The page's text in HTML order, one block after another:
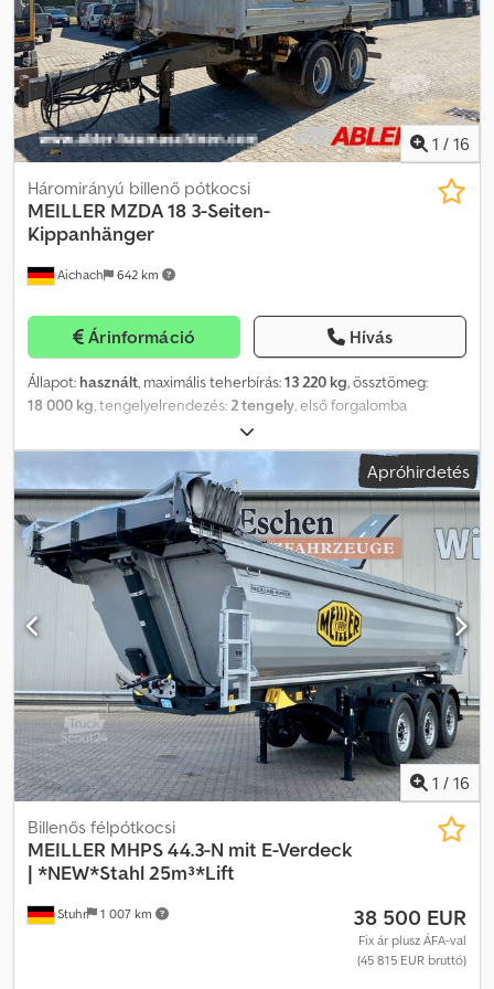
tárolós fék Elektromos rendszer: 24 Volt, az StVZO előírásainak
megfelelően, többkamrás lámpák, keret- és rendszámvilágítás
Alvázvédő: Merev kivitelben Festés: Tűzi horganyzott
1 / 16
Aichach 642 km
Háromirányú billenő pótkocsi
MEILLER MZDA 18 3-Seiten-
Kippanhänger
Árinformáció Hívás
Állapot: használt, maximális teherbírás:13 220 kg, össztömeg:
18 000 kg, tengelyelrendezés:2 tengely, első forgalomba
, raktér hossza:4 950 mm
2 380 mm, raktérmagasság:900 mm, * Meiller MZDA 18,
háromoldalról billenthető pótkocsi, Bordmatik rendszerrel * Első
regisztráció: 2014 * Légrugós * Dobfékek * BPW ECO PLUS
tengelyek * Saját tömeg: 4780 kg * Teherbírás: 13 220 kg *
Felépítmény méretei: 4,95 x 2,38 x 0,90 (m) Credpfjznq Hujx Angef
Apróhirdetés
1 / 16
Stuhr 1 007 km
Billenős félpótkocsi
MEILLER MHPS 44.3-N mit E-Verdeck
| *NEW*Stahl 25m³*Lift
38 500 EUR
Fix ár plusz ÁFA-val
(45 815 EUR bruttó)